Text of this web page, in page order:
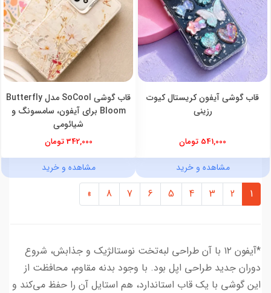
قاب گوشی آیفون کریستال کیوت
رزینی
541,000 تومان
مشاهده و خرید
قاب گوشی SoCool مدل Butterfly
Bloom برای آیفون، سامسونگ و
شیائومی
342,000 تومان
مشاهده و خرید
1
2
3
4
5
6
7
8
»
*آیفون ۱۲ با آن طراحی لبه‌تخت نوستالژیک و جذابش، شروع
دوران جدید طراحی اپل بود. با وجود بدنه مقاوم، محافظت از
این گوشی با یک قاب استاندارد، هم استایل آن را حفظ می‌کند و